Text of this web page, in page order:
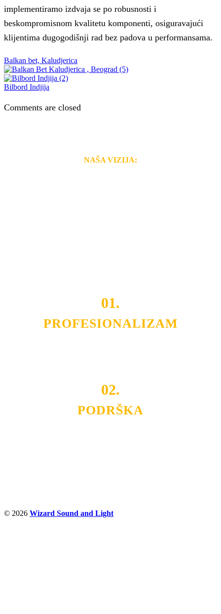
implementiramo izdvaja se po robusnosti i
beskompromisnom kvalitetu komponenti, osiguravajući
klijentima dugogodišnji rad bez padova u performansama.
Balkan bet, Kaludjerica
Bilbord Indjija
Comments are closed
NAŠA VIZIJA:
01.
PROFESIONALIZAM
02.
PODRŠKA
© 2026 Wizard Sound and Light